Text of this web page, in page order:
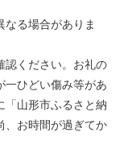
る場合がありま
認ください。お礼の
一ひどい傷み等があ
「山形市ふるさと納
、お時間が過ぎてか